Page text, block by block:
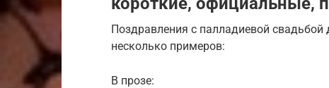
Поздравления с палладиевой
несколько примеров:
В прозе: